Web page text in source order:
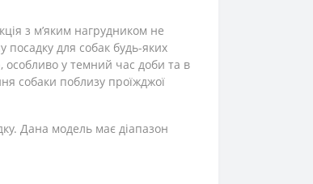
з м’яким нагрудником не
для собак будь-яких
особливо у темний час доби та в
собаки поблизу проїжджої
Дана модель має діапазон